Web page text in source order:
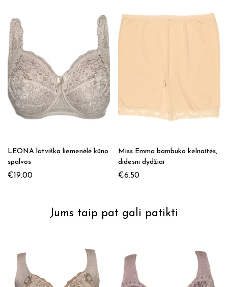
LEONA latviška liemenėlė kūno
spalvos
€19.00
Miss Emma bambuko kelnaitės,
didesni dydžiai
€6.50
Jums taip pat gali patikti